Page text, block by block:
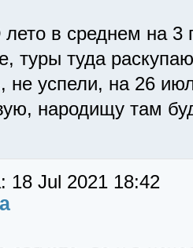
в среднем на 3
туры туда
не успели, на 26
народищу там
18 Jul 2021 18:42